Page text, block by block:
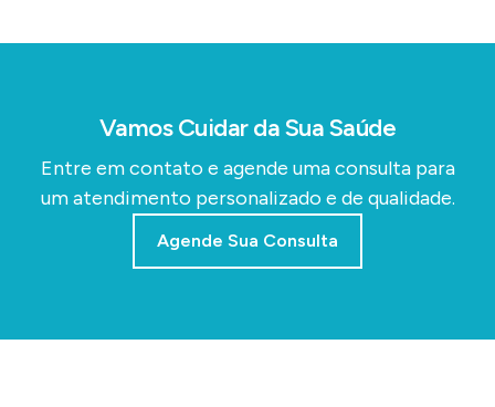
Vamos Cuidar da Sua Saúde
Entre em contato e agende uma consulta para
um atendimento personalizado e de qualidade.
Agende Sua Consulta